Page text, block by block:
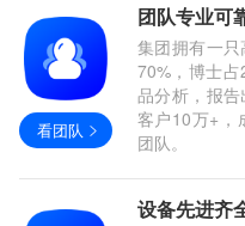
看团队
团队专业可
集团拥有一
70%，博士
品分析，报
客户10万+，
团队。
设备先进齐